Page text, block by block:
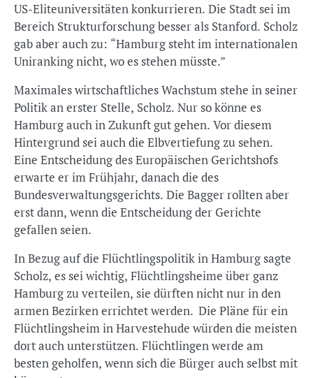
US-Eliteuniversitäten konkurrieren. Die Stadt sei im
Bereich Strukturforschung besser als Stanford. Scholz
gab aber auch zu: “Hamburg steht im internationalen
Uniranking nicht, wo es stehen müsste.”
Maximales wirtschaftliches Wachstum stehe in seiner
Politik an erster Stelle, Scholz. Nur so könne es
Hamburg auch in Zukunft gut gehen. Vor diesem
Hintergrund sei auch die Elbvertiefung zu sehen.
Eine Entscheidung des Europäischen Gerichtshofs
erwarte er im Frühjahr, danach die des
Bundesverwaltungsgerichts. Die Bagger rollten aber
erst dann, wenn die Entscheidung der Gerichte
gefallen seien.
In Bezug auf die Flüchtlingspolitik in Hamburg sagte
Scholz, es sei wichtig, Flüchtlingsheime über ganz
Hamburg zu verteilen, sie dürften nicht nur in den
armen Bezirken errichtet werden. Die Pläne für ein
Flüchtlingsheim in Harvestehude würden die meisten
dort auch unterstützen. Flüchtlingen werde am
besten geholfen, wenn sich die Bürger auch selbst mit